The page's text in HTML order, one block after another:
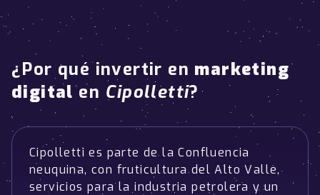
¿Por qué invertir en marketing
digitalen Cipolletti?
Cipolletti es parte de la Confluencia
neuquina, con fruticultura del Alto Valle,
servicios para la industria petrolera y un